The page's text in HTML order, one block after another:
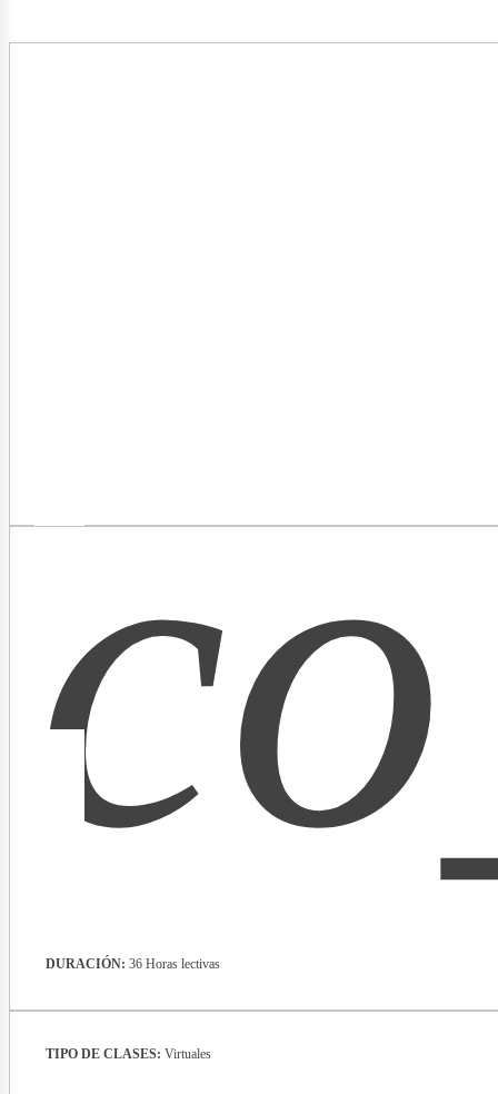
TIPO DE CLASES: Virtuales
DURACIÓN: 36 Horas lectivas